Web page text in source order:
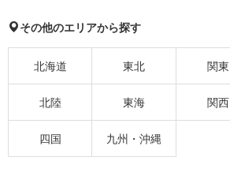
その他のエリアから探す
北海道 東北 関東
北陸 東海 関西
四国 九州・沖縄